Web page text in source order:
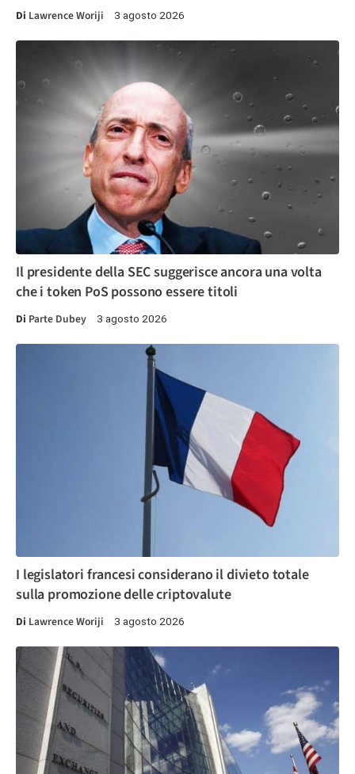
Di Lawrence Woriji 3 agosto 2026
Il presidente della SEC suggerisce ancora una volta
che i token PoS possono essere titoli
Di Parte Dubey 3 agosto 2026
I legislatori francesi considerano il divieto totale
sulla promozione delle criptovalute
Di Lawrence Woriji 3 agosto 2026